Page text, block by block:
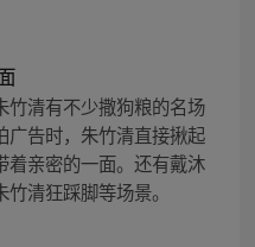
竹清有不少撒狗粮的名场
广告时，朱竹清直接揪起
着亲密的一面。还有戴沐
清狂踩脚等场景。